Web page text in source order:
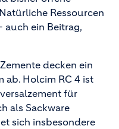
Ressourcen
auch ein Beitrag,
decken ein
ab. Holcim RC 4 ist
für
als Sackware
sich insbesondere